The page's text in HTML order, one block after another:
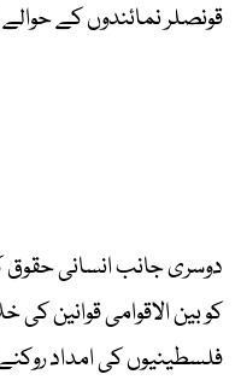
قونصلر نمائندوں کے
دوسری جانب انسانی حقوق
کو بین الاقوامی قوانین
فلسطینیوں کی امداد